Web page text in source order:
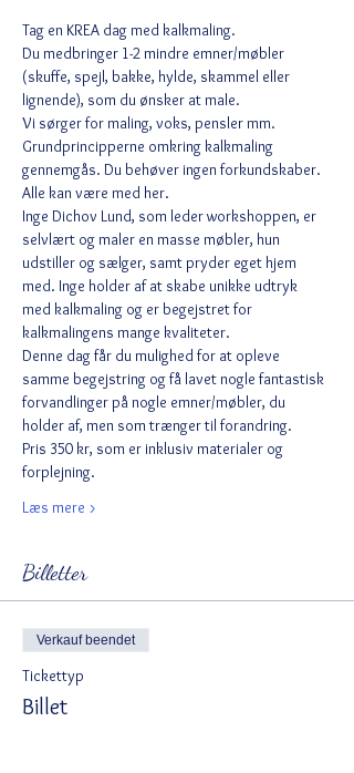
Tag en KREA dag med kalkmaling.
Du medbringer 1-2 mindre emner/møbler
(skuffe, spejl, bakke, hylde, skammel eller
lignende), som du ønsker at male.
Vi sørger for maling, voks, pensler mm.
Grundprincipperne omkring kalkmaling
gennemgås. Du behøver ingen forkundskaber.
Alle kan være med her.
Inge Dichov Lund, som leder workshoppen, er
selvlært og maler en masse møbler, hun
udstiller og sælger, samt pryder eget hjem
med. Inge holder af at skabe unikke udtryk
med kalkmaling og er begejstret for
kalkmalingens mange kvaliteter.
Denne dag får du mulighed for at opleve
samme begejstring og få lavet nogle fantastisk
forvandlinger på nogle emner/møbler, du
holder af, men som trænger til forandring.
Pris 350 kr, som er inklusiv materialer og
forplejning.
Læs mere >
Billetter
Verkauf beendet
Tickettyp
Billet